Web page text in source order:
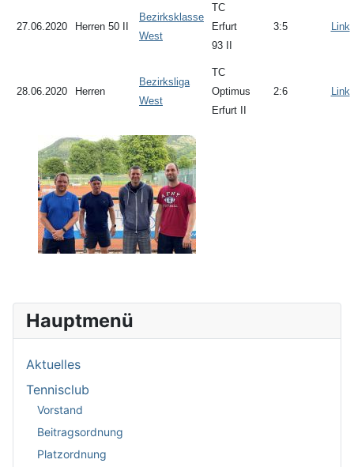
Hauptmenü
Aktuelles
Tennisclub
Vorstand
Beitragsordnung
Platzordnung
27.06.2020 Herren 50 II
Bezirksklasse
West
TC
Erfurt
93 II
3:5 Link
28.06.2020 Herren
Bezirksliga
West
TC
Optimus
Erfurt II
2:6 Link